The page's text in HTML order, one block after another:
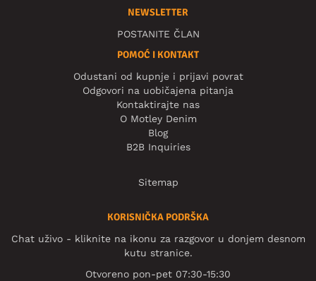
NEWSLETTER
POSTANITE ČLAN
POMOĆ I KONTAKT
Odustani od kupnje i prijavi povrat
Odgovori na uobičajena pitanja
Kontaktirajte nas
O Motley Denim
Blog
B2B Inquiries
Sitemap
KORISNIČKA PODRŠKA
Chat uživo - kliknite na ikonu za razgovor u donjem desnom
kutu stranice.
Otvoreno pon-pet 07:30-15:30